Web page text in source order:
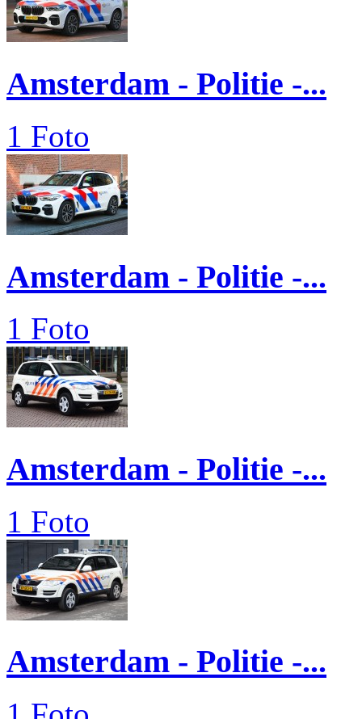
Amsterdam - Politie -...
1 Foto
Amsterdam - Politie -...
1 Foto
Amsterdam - Politie -...
1 Foto
Amsterdam - Politie -...